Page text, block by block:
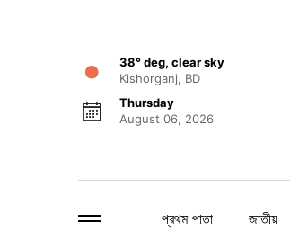
38° deg, clear sky
Kishorganj, BD
Thursday
August 06, 2026
প্রথম পাতা জাতীয়